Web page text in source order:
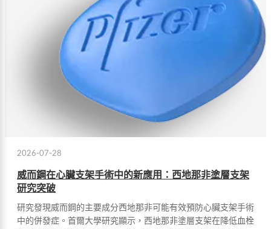
2026-07-28
威而鋼在心臟支架手術中的新應用：西地那非塗層支架
研究突破
研究發現威而鋼的主要成分西地那非可能有效預防心臟支架手術
中的併發症。首爾大學研究顯示，西地那非塗層支架在降低血栓